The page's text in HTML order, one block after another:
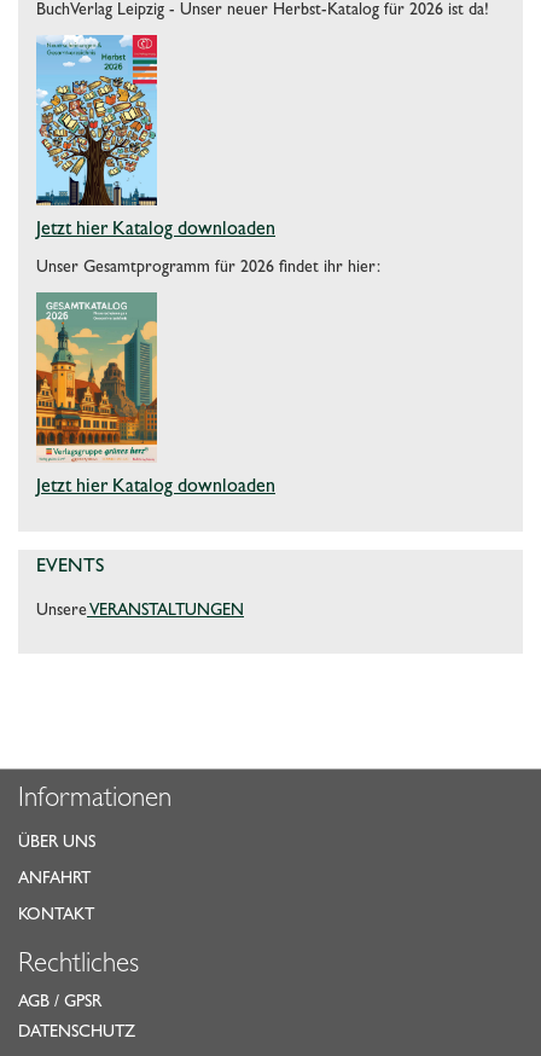
BuchVerlag Leipzig - Unser neuer Herbst-Katalog für 2026 ist da!
Jetzt hier Katalog downloaden
Unser Gesamtprogramm für 2026 findet ihr hier:
Jetzt hier Katalog downloaden
EVENTS
UnsereVERANSTALTUNGEN
Informationen
ÜBER UNS
ANFAHRT
KONTAKT
Rechtliches
AGB / GPSR
DATENSCHUTZ